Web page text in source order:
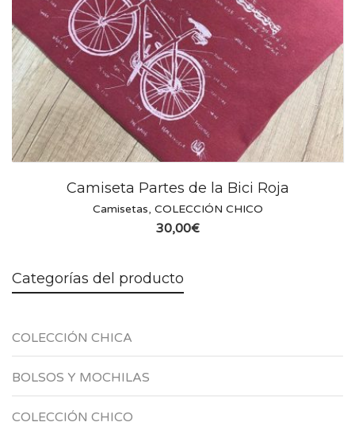
Camiseta Partes de la Bici Roja
Camisetas, COLECCIÓN CHICO
30,00€
Categorías del producto
COLECCIÓN CHICA
BOLSOS Y MOCHILAS
COLECCIÓN CHICO